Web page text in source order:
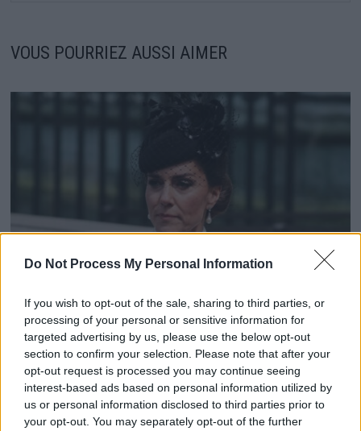
Do Not Process My Personal Information
If you wish to opt-out of the sale, sharing to third parties, or
processing of your personal or sensitive information for
targeted advertising by us, please use the below opt-out
section to confirm your selection. Please note that after your
opt-out request is processed you may continue seeing
interest-based ads based on personal information utilized by
us or personal information disclosed to third parties prior to
your opt-out. You may separately opt-out of the further
VOUS POURRIEZ AUSSI AIMER
Kate Middleton face au cancer : très affecté, son
frère James se confie à cœur ouvert
15 mai 2025